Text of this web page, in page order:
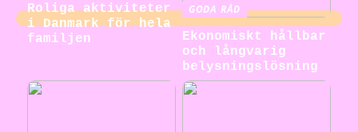
Roliga aktiviteter
i Danmark för hela
familjen
GODA RÅD
Ekonomiskt hållbar
och långvarig
belysningslösning